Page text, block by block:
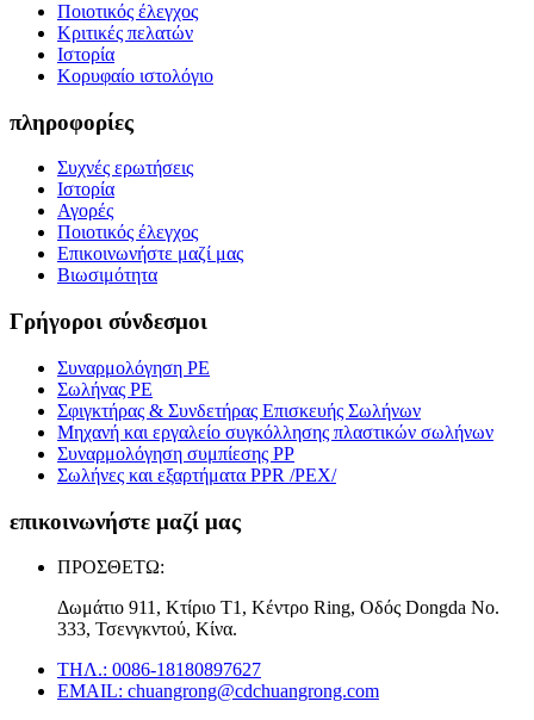
Ποιοτικός έλεγχος
Κριτικές πελατών
Ιστορία
Κορυφαίο ιστολόγιο
πληροφορίες
Συχνές ερωτήσεις
Ιστορία
Αγορές
Ποιοτικός έλεγχος
Επικοινωνήστε μαζί μας
Βιωσιμότητα
Γρήγοροι σύνδεσμοι
Συναρμολόγηση PE
Σωλήνας PE
Σφιγκτήρας & Συνδετήρας Επισκευής Σωλήνων
Μηχανή και εργαλείο συγκόλλησης πλαστικών σωλήνων
Συναρμολόγηση συμπίεσης PP
Σωλήνες και εξαρτήματα PPR /PEX/
επικοινωνήστε μαζί μας
ΠΡΟΣΘΕΤΩ:
Δωμάτιο 911, Κτίριο T1, Κέντρο Ring, Οδός Dongda Νο.
333, Τσενγκντού, Κίνα.
ΤΗΛ.: 0086-18180897627
EMAIL: chuangrong@cdchuangrong.com